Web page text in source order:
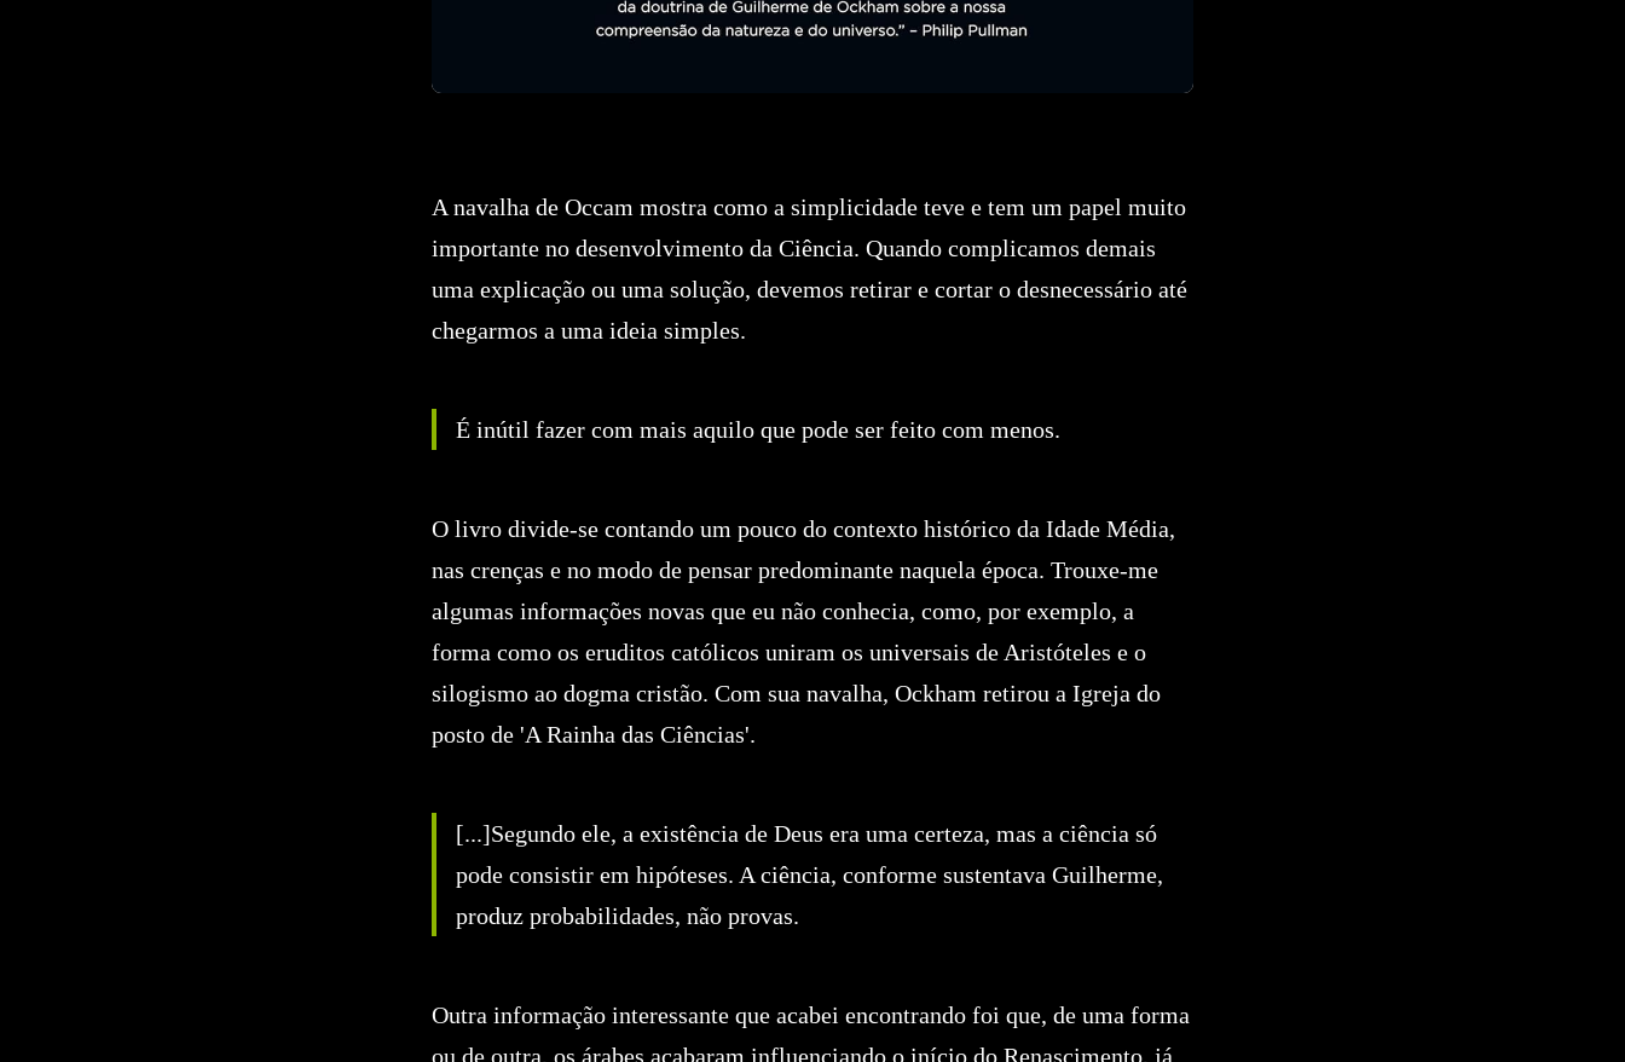
A navalha de Occam mostra como a simplicidade teve e tem um papel muito
importante no desenvolvimento da Ciência. Quando complicamos demais
uma explicação ou uma solução, devemos retirar e cortar o desnecessário até
chegarmos a uma ideia simples.
É inútil fazer com mais aquilo que pode ser feito com menos.
O livro divide-se contando um pouco do contexto histórico da Idade Média,
nas crenças e no modo de pensar predominante naquela época. Trouxe-me
algumas informações novas que eu não conhecia, como, por exemplo, a
forma como os eruditos católicos uniram os universais de Aristóteles e o
silogismo ao dogma cristão. Com sua navalha, Ockham retirou a Igreja do
posto de 'A Rainha das Ciências'.
[...]Segundo ele, a existência de Deus era uma certeza, mas a ciência só
pode consistir em hipóteses. A ciência, conforme sustentava Guilherme,
produz probabilidades, não provas.
Outra informação interessante que acabei encontrando foi que, de uma forma
ou de outra, os árabes acabaram influenciando o início do Renascimento, já